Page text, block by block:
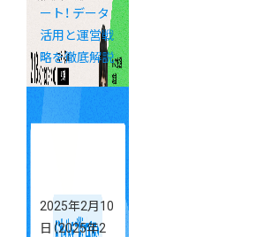
ート！ データ
活用と運営戦
略を徹底解説
2025年2月10
日 （2025年2